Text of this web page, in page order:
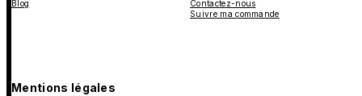
Blog
Contactez-nous
Suivre ma commande
Mentions légales